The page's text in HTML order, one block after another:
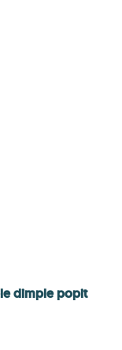
dimple popit